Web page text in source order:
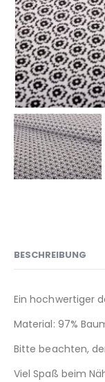
BESCHREIBUNG
Ein hochwertiger
Material: 97%
Bitte beachten,
Viel Spaß beim